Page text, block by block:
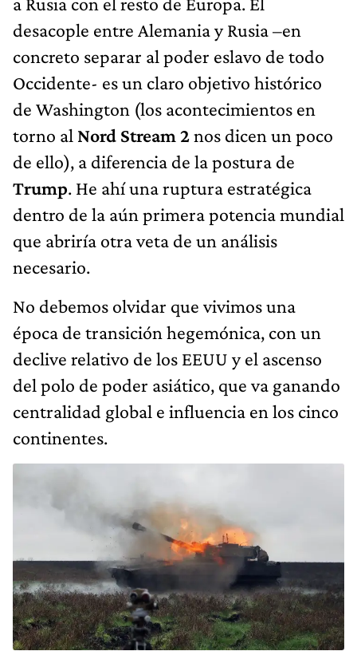
desacople entre Alemania y Rusia –en
concreto separar al poder eslavo de todo
Occidente- es un claro objetivo histórico
de Washington (los acontecimientos en
torno al Nord Stream 2nos dicen un poco
de ello), a diferencia de la postura de
Trump. He ahí una ruptura estratégica
dentro de la aún primera potencia mundial
que abriría otra veta de un análisis
necesario.
No debemos olvidar que vivimos una
época de transición hegemónica, con un
declive relativo de los EEUU y el ascenso
del polo de poder asiático, que va ganando
centralidad global e influencia en los cinco
continentes.